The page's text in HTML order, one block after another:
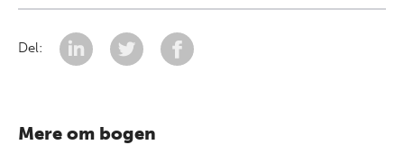
Del:
Mere om bogen